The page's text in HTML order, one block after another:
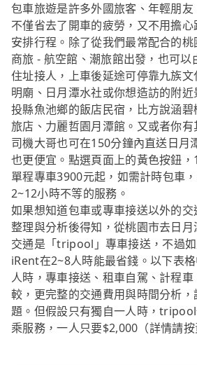
包車旅遊是許多外國旅客、年輕朋友
不僅省去了開車的疲勞，又不用擔
安排行程。除了從我們最常配合的
商旅 - 航空館、潮旅館出發，也可以
住址接人，上車後延途可停靠九族
明廟、日月潭水社或你想造訪的附
投縣魚池鄉的飯店民宿，比方說涵
旅店、力麗哲園月潭館。又或者你
司機大哥也可在150分鐘內直送日月
也更便宜。點選頁面上的黃色按鈕，
單程專車3900元起，如需計時包車
2~12小時不等的服務。
如果想知道包車或專車接送以外的
整理與分析後得知，從桃園市去日
交通是「tripool」專車接送，不過如
iRent在2~8人時能最省錢。以下表
人時，專車接送、租車自駕、計程
較，更完整的交通費用與時間分析
題。但假設只有獨自一人時，
乘服務，一人只要$2,000（詳情請按